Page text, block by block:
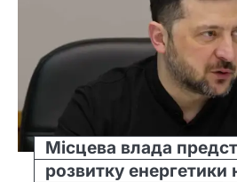
Місцева влада
розвитку енергетики